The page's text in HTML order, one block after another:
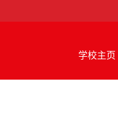
学校主页